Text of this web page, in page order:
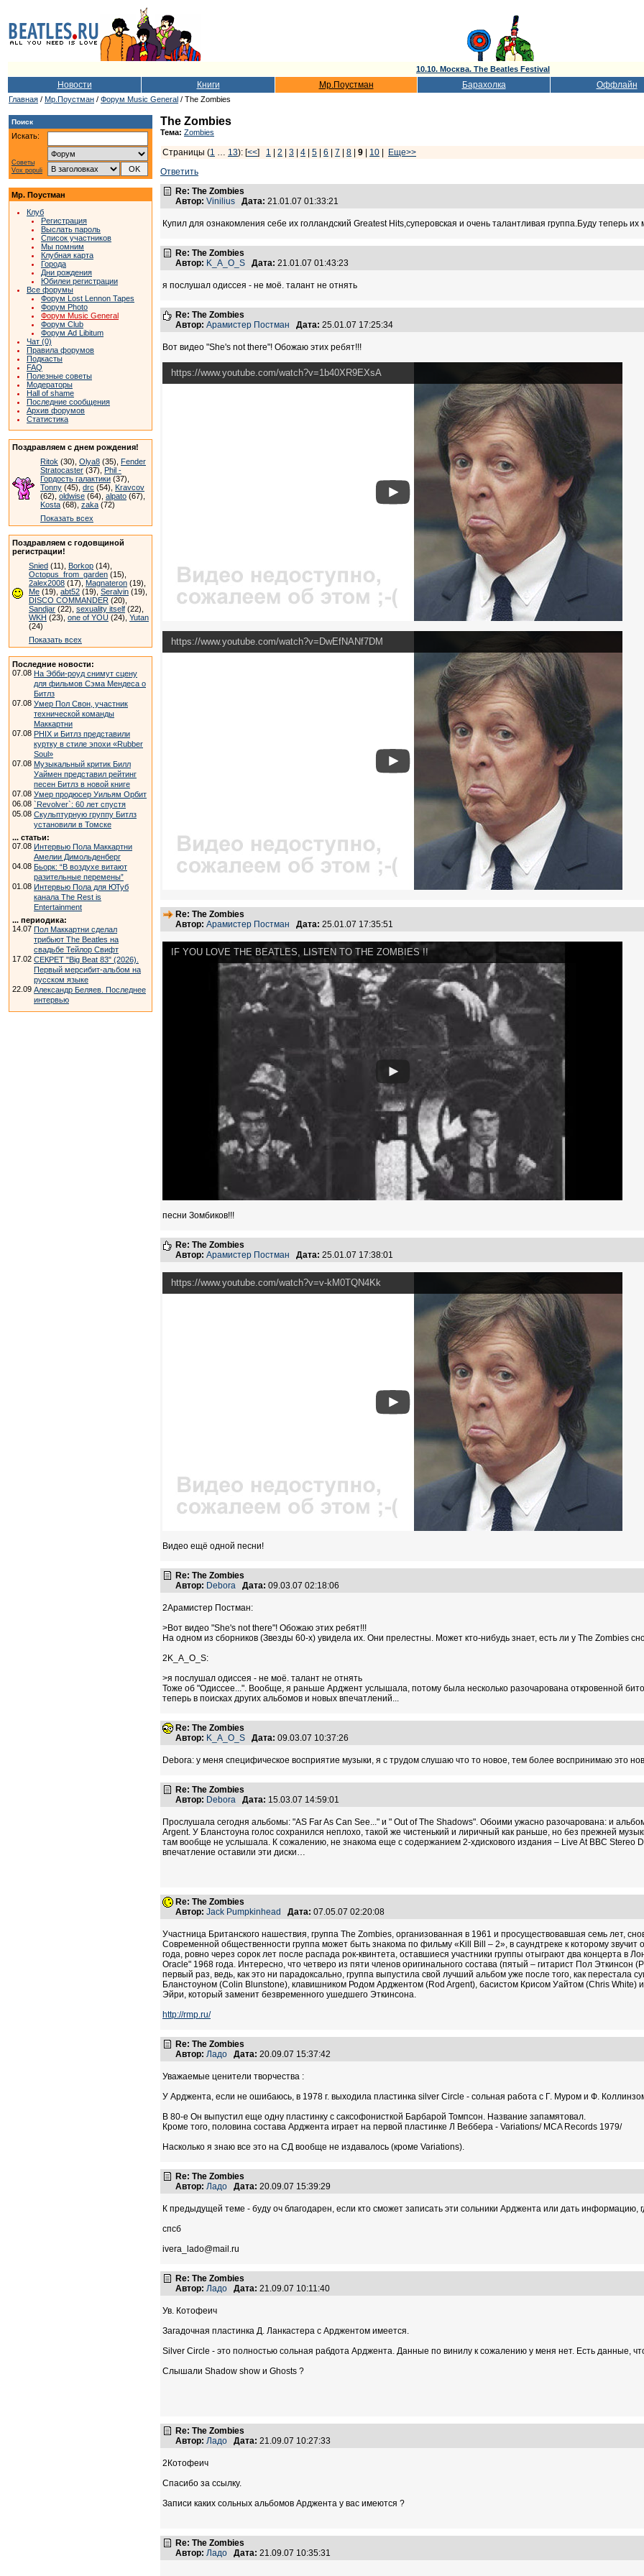
10.10. Москва. The Beatles Festival
Новости Книги Мр.Поустман Барахолка Оффлайн
Главная / Мр.Поустман / Форум Music General / The Zombies
Поиск
Искать:
Советы
Vox populi
Мр. Поустман
Клуб
Регистрация
Выслать пароль
Список участников
Мы помним
Клубная карта
Города
Дни рождения
Юбилеи регистрации
Все форумы
Форум Lost Lennon Tapes
Форум Photo
Форум Music General
Форум Club
Форум Ad Libitum
Чат (0)
Правила форумов
Подкасты
FAQ
Полезные советы
Модераторы
Hall of shame
Последние сообщения
Архив форумов
Статистика
Поздравляем с днем рождения!
Ritok (30), Olya8 (35), Fender
Stratocaster (37), Phil -
Гордость галактики (37),
Tonny (45), drc (54), Kravcov
(62), oldwise (64), alpato (67),
Kosta (68), zaka (72)
Показать всех
Поздравляем с годовщиной
регистрации!
Snied (11), Borkop (14),
Octopus_from_garden (15),
2alex2008 (17), Magnateron (19),
Me (19), abt52 (19), Seralvin (19),
DISCO COMMANDER (20),
Sandjar (22), sexuality itself (22),
WKH (23), one of YOU (24), Yutan
(24)
Показать всех
Последние новости:
07.08 На Эбби-роуд снимут сцену
для фильмов Сэма Мендеса о
Битлз
07.08 Умер Пол Свон, участник
технической команды
Маккартни
07.08 PHIX и Битлз представили
куртку в стиле эпохи «Rubber
Soul»
07.08 Музыкальный критик Билл
Уаймен представил рейтинг
песен Битлз в новой книге
07.08 Умер продюсер Уильям Орбит
06.08 `Revolver`: 60 лет спустя
05.08 Скульптурную группу Битлз
установили в Томске
... статьи:
07.08 Интервью Пола Маккартни
Амелии Димольденберг
04.08 Бьорк: “В воздухе витают
разительные перемены”
01.08 Интервью Пола для ЮТуб
канала The Rest is
Entertainment
... периодика:
14.07 Пол Маккартни сделал
трибьют The Beatles на
свадьбе Тейлор Свифт
17.02 СЕКРЕТ "Big Beat 83" (2026).
Первый мерсибит-альбом на
русском языке
22.09 Александр Беляев. Последнее
интервью
The Zombies
Тема: Zombies
Страницы (1 … 13): [<<] 1 2 3 4 5 6 7 8 9 10
Еще>>
Ответить
Re: The Zombies
Автор: Vinilius Дата: 21.01.07 01:33:21
Купил для ознакомления себе их голландский Greatest Hits,суперовская и очень талантливая группа.Буду теперь
Re: The Zombies
Автор: K_A_O_S Дата: 21.01.07 01:43:23
я послушал одиссея - не моё. талант не отнять
Re: The Zombies
Автор: Арамистер Постман Дата: 25.01.07 17:25:34
Вот видео "She's not there"! Обожаю этих ребят!!!
https://www.youtube.com/watch?v=1b40XR9EXsA
https://www.youtube.com/watch?v=DwEfNANf7DM
Re: The Zombies
Автор: Арамистер Постман Дата: 25.01.07 17:35:51
IF YOU LOVE THE BEATLES, LISTEN TO THE ZOMBIES !!
песни Зомбиков!!!
Re: The Zombies
Автор: Арамистер Постман Дата: 25.01.07 17:38:01
https://www.youtube.com/watch?v=v-kM0TQN4Kk
Видео ещё одной песни!
Re: The Zombies
Автор: Debora Дата: 09.03.07 02:18:06
2Арамистер Постман:
>Вот видео "She's not there"! Обожаю этих ребят!!!
На одном из сборников (Звезды 60-х) увидела их. Они прелестны. Может кто-нибудь знает, есть ли у The Zombies
2K_A_O_S:
>я послушал одиссея - не моё. талант не отнять
Тоже об "Одиссее...". Вообще, я раньше Арджент услышала, потому была несколько разочарована откровенной
теперь в поисках других альбомов и новых впечатлений...
Re: The Zombies
Автор: K_A_O_S Дата: 09.03.07 10:37:26
Debora: у меня специфическое восприятие музыки, я с трудом слушаю что то новое, тем более воспринимаю это
Re: The Zombies
Автор: Debora Дата: 15.03.07 14:59:01
Прослушала сегодня альбомы: "AS Far As Can See..." и " Out of The Shadows". Обоими ужасно разочарована: и
Argent. У Бланстоуна голос сохранился неплохо, такой же чистенький и лиричный как раньше, но без прежней
там вообще не услышала. К сожалению, не знакома еще с содержанием 2-хдискового издания – Live At BBC Stereo
впечатление оставили эти диски…
Re: The Zombies
Автор: Jack Pumpkinhead Дата: 07.05.07 02:20:08
Участница Британского нашествия, группа The Zombies, организованная в 1961 и просуществовавшая семь лет,
Современной общественности группа может быть знакома по фильму «Kill Bill – 2», в саундтреке к которому звучит
года, ровно через сорок лет после распада рок-квинтета, оставшиеся участники группы отыграют два концерта в
Oracle" 1968 года. Интересно, что четверо из пяти членов оригинального состава (пятый – гитарист Пол Эткинсон
первый раз, ведь, как это ни парадоксально, группа выпустила свой лучший альбом уже после того, как перестала
Бланстоуном (Colin Blunstone), клавишником Родом Арджентом (Rod Argent), басистом Крисом Уайтом (Chris White)
Эйри, который заменит безвременного ушедшего Эткинсона.
http://rmp.ru/
Re: The Zombies
Автор: Ладо Дата: 20.09.07 15:37:42
Уважаемые ценители творчества :
У Арджента, если не ошибаюсь, в 1978 г. выходила пластинка silver Circle - сольная работа с Г. Муром и Ф.
В 80-е Он выпустил еще одну пластинку с саксофонисткой Барбарой Томпсон. Название запамятовал.
Кроме того, половина состава Арджента играет на первой пластинке Л Веббера - Variations/ MCA Records 1979/
Насколько я знаю все это на СД вообще не издавалось (кроме Variations).
Re: The Zombies
Автор: Ладо Дата: 20.09.07 15:39:29
К предыдущей теме - буду оч благодарен, если кто сможет записать эти сольники Арджента или дать информацию,
спсб
ivera_lado@mail.ru
Re: The Zombies
Автор: Ладо Дата: 21.09.07 10:11:40
Ув. Котофеич
Загадочная пластинка Д. Ланкастера с Арджентом имеется.
Silver Circle - это полностью сольная рабдота Арджента. Данные по винилу к сожалению у меня нет. Есть данные,
Слышали Shadow show и Ghosts ?
Re: The Zombies
Автор: Ладо Дата: 21.09.07 10:27:33
2Котофеич
Спасибо за ссылку.
Записи каких сольных альбомов Арджента у вас имеются ?
Re: The Zombies
Автор: Ладо Дата: 21.09.07 10:35:31